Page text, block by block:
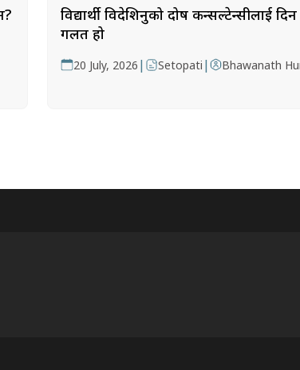
विद्यार्थी विदेशिनुको दोष कन्सल्टेन्सीलाई
गलत हो
20 July, 2026 | Setopati | Bhawanath